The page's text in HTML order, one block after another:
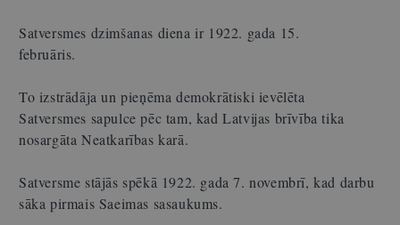
Satversmes dzimšanas diena ir 1922. gada 15.
februāris.
To izstrādāja un pieņēma demokrātiski ievēlēta
Satversmes sapulce pēc tam, kad Latvijas brīvība tika
nosargāta Neatkarības karā.
Satversme stājās spēkā 1922. gada 7. novembrī, kad darbu
sāka pirmais Saeimas sasaukums.